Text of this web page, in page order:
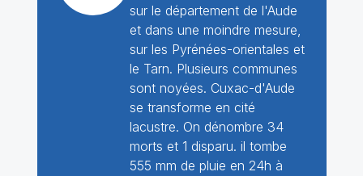
sur le département de l'Aude
et dans une moindre mesure,
sur les Pyrénées-orientales et
le Tarn. Plusieurs communes
sont noyées. Cuxac-d'Aude
se transforme en cité
lacustre. On dénombre 34
morts et 1 disparu. il tombe
555 mm de pluie en 24h à